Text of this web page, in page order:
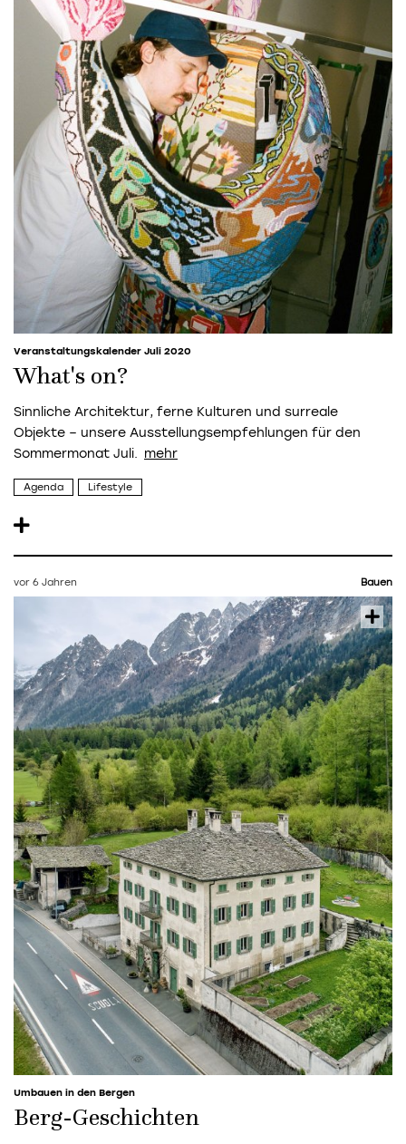
Veranstaltungskalender Juli 2020
What's on?
Sinnliche Architektur, ferne Kulturen und surreale
Objekte – unsere Ausstellungsempfehlungen für den
Sommermonat Juli.
Agenda Lifestyle
vor 6 Jahren Bauen
Umbauen in den Bergen
Berg-Geschichten